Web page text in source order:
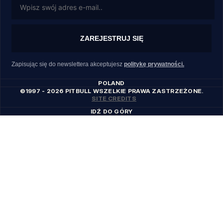
ZAREJESTRUJ SIĘ
Zapisując się do newslettera akceptujesz politykę prywatności.
POLAND
©1997 - 2026 PITBULL WSZELKIE PRAWA ZASTRZEŻONE.
SITE CREDITS
IDŹ DO GÓRY